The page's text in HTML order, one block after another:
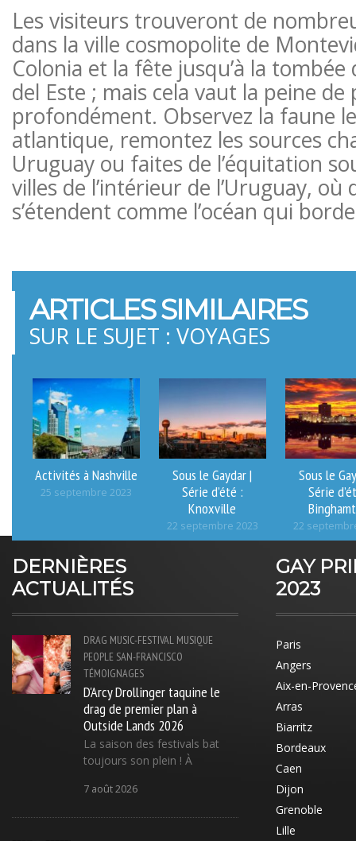
Les visiteurs trouveront de
dans la ville cosmopolite de
Colonia et la fête jusqu’à la
del Este ; mais cela vaut la peine
profondément. Observez la faune
atlantique, remontez les sources
Uruguay ou faites de l’équitation
villes de l’intérieur de l’Uruguay, où
s’étendent comme l’océan qui
ARTICLES SIMILAIRES
SUR LE SUJET : VOYAGES
Activités à Nashville
25 septembre 2023
Sous le Gaydar |
Série d’été :
Knoxville
22 septembre 2023
Sous le
Série
22
DERNIÈRES
ACTUALITÉS
DRAG MUSIC-FESTIVAL MUSIQUE
PEOPLE SAN-FRANCISCO
TÉMOIGNAGES
D'Arcy Drollinger taquine le
drag de premier plan à
Outside Lands 2026
La saison des festivals bat
toujours son plein ! À
7 août 2026
GAY
2023
Paris
Angers
Aix-en-
Arras
Biarritz
Bordeaux
Caen
Dijon
Grenoble
Lille